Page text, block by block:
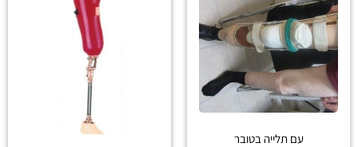
עם תלייה בטובר